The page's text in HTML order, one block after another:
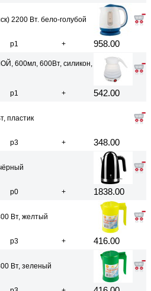
2200 Вт. бело-голубой
р1 + 958.00
600мл, 600Вт, силикон,
р1 + 542.00
пластик
р3 + 348.00
р0 + 1838.00
Вт, желтый
р3 + 416.00
Вт, зеленый